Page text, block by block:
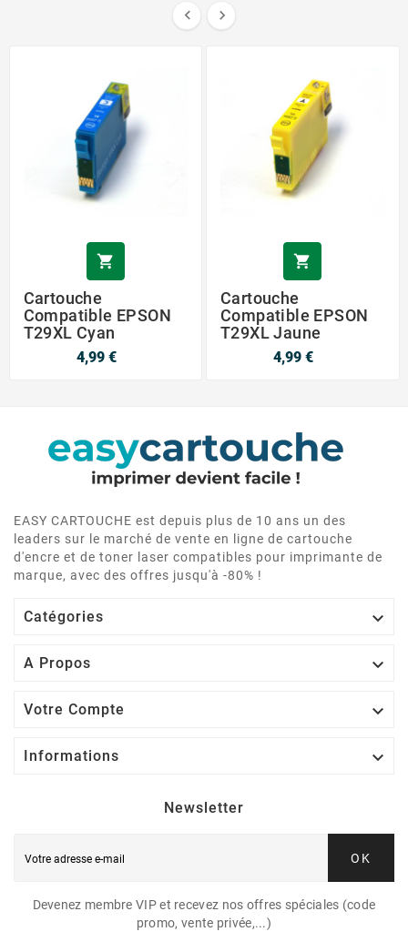
 

Cartouche
Compatible EPSON
T29XL Cyan
4,99 €

Cartouche
Compatible EPSON
T29XL Jaune
4,99 €
EASY CARTOUCHE est depuis plus de 10 ans un des
leaders sur le marché de vente en ligne de cartouche
d'encre et de toner laser compatibles pour imprimante de
marque, avec des offres jusqu'à -80% !
Catégories 
A Propos 
Votre Compte 
Informations 
Newsletter
OK
Devenez membre VIP et recevez nos offres spéciales (code
promo, vente privée,...)